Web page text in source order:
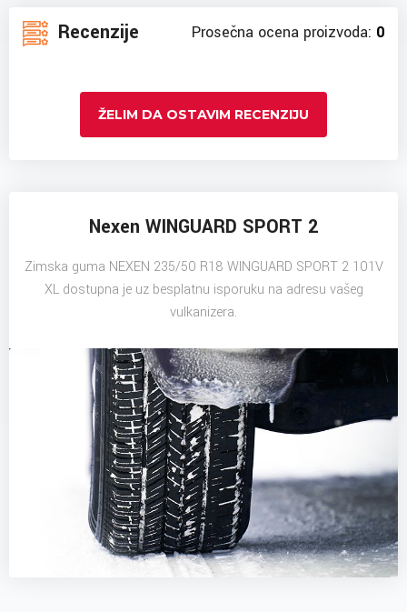
Recenzije Prosečna ocena proizvoda: 0
ŽELIM DA OSTAVIM RECENZIJU
Nexen WINGUARD SPORT 2
Zimska guma NEXEN 235/50 R18 WINGUARD SPORT 2 101V
XL dostupna je uz besplatnu isporuku na adresu vašeg
vulkanizera.